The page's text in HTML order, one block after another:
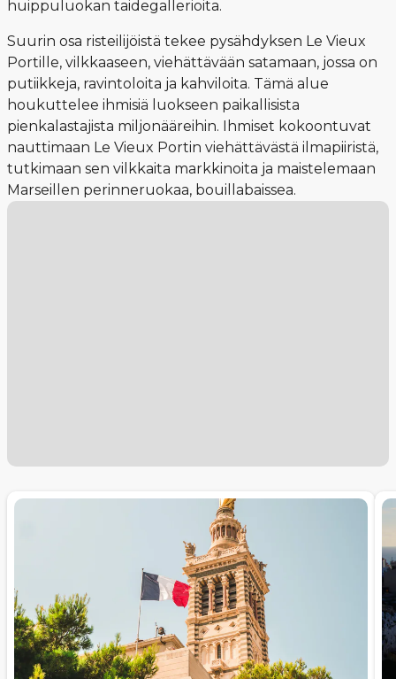
huippuluokan taidegallerioita.
Suurin osa risteilijöistä tekee pysähdyksen Le Vieux
Portille, vilkkaaseen, viehättävään satamaan, jossa on
putiikkeja, ravintoloita ja kahviloita. Tämä alue
houkuttelee ihmisiä luokseen paikallisista
pienkalastajista miljonääreihin. Ihmiset kokoontuvat
nauttimaan Le Vieux Portin viehättävästä ilmapiiristä,
tutkimaan sen vilkkaita markkinoita ja maistelemaan
Marseillen perinneruokaa, bouillabaissea.